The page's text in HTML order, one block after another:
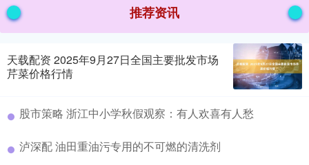
推荐资讯
天载配资 2025年9月27日全国主要批发市场
芹菜价格行情
股市策略 浙江中小学秋假观察：有人欢喜有人愁
泸深配 油田重油污专用的不可燃的清洗剂